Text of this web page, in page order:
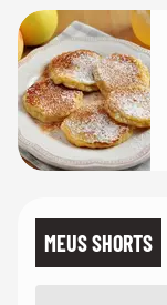
MEUS SHORTS